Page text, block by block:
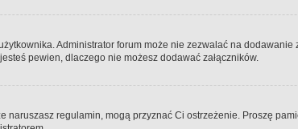
Administrator forum może nie zezwalać na
pewien, dlaczego nie możesz dodawać załączników.
naruszasz regulamin, mogą przyznać Ci ostrzeżenie. Proszę